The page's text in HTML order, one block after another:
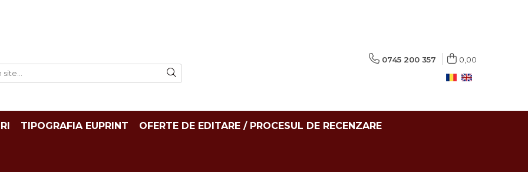
0745 200 357 0,00
TIPOGRAFIA EUPRINT OFERTE DE EDITARE / PROCESUL DE RECENZARE